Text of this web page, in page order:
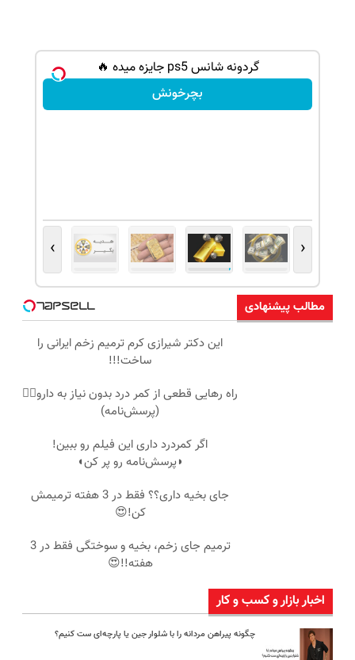
گردونه شانس ps5 جایزه میده 🔥
بچرخونش
‹
›
مطالب پیشنهادی
این دکتر شیرازی کرم ترمیم زخم ایرانی را
ساخت!!!
راه رهایی قطعی از کمر درد بدون نیاز به دارو👈🏻
(پرسش‌نامه)
اگر کمردرد داری این فیلم رو ببین!
◗پرسش‌نامه رو پر کن◖
جای بخیه داری؟؟ فقط در 3 هفته ترمیمش
کن!😍
ترمیم جای زخم، بخیه و سوختگی فقط در 3
هفته!!😍
اخبار بازار و کسب و کار
چگونه پیراهن مردانه را با شلوار جین یا پارچه‌ای ست کنیم؟